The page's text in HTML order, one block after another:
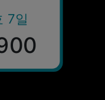
7일